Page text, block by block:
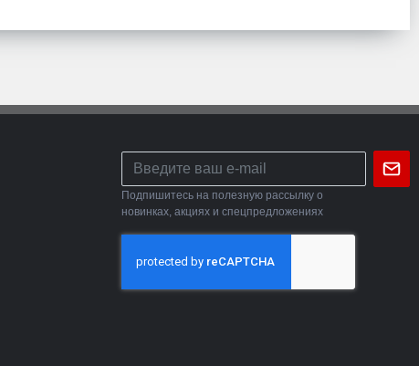
Подпишитесь на полезную рассылку о
новинках, акциях и спецпредложениях